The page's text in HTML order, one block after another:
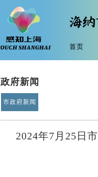
首页
政府新闻
市政府新闻
2024年7月25日